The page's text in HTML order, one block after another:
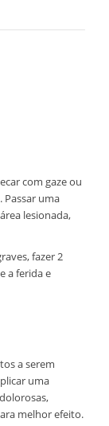
com gaze ou
Passar uma
lesionada,
fazer 2
a ferida e
a serem
uma
melhor efeito.